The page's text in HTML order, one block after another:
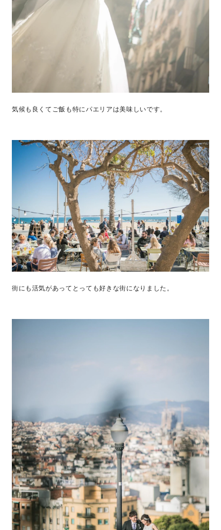
気候も良くてご飯も特にパエリアは美味しいです。
街にも活気があってとっても好きな街になりました。